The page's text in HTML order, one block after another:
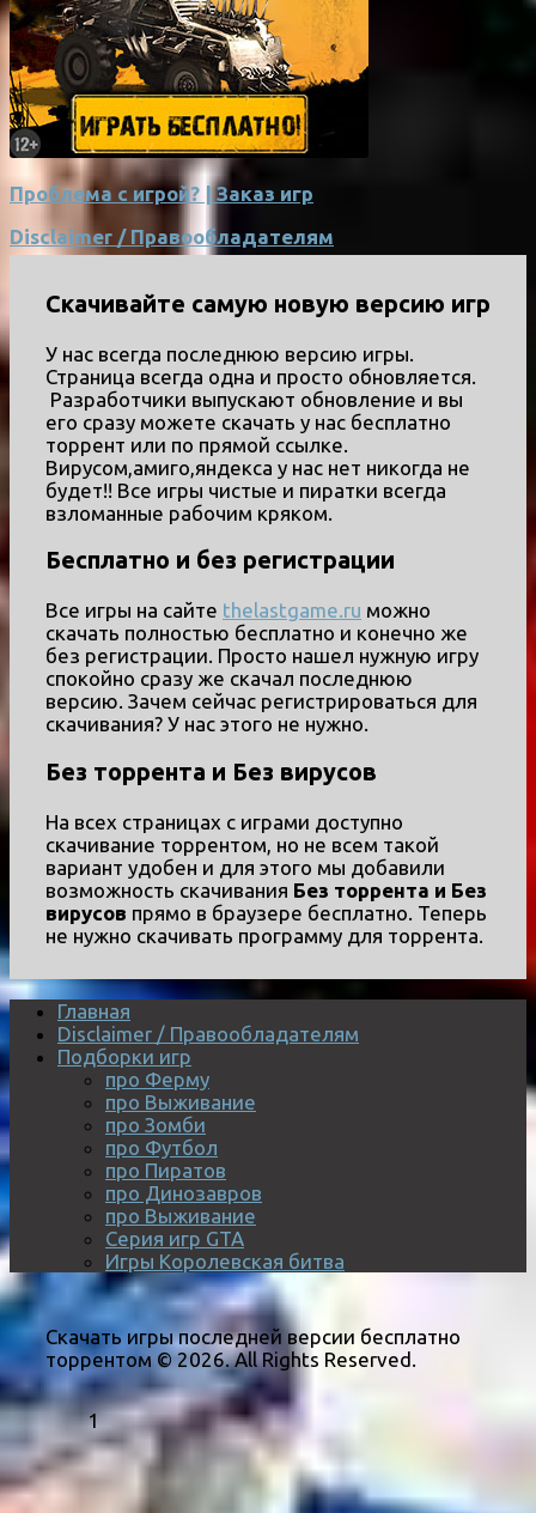
Проблема с игрой? | Заказ игр
Disclaimer / Правообладателям
Скачивайте самую новую версию игр
У нас всегда последнюю версию игры.
Страница всегда одна и просто обновляется.
Разработчики выпускают обновление и вы
его сразу можете скачать у нас бесплатно
торрент или по прямой ссылке.
Вирусом,амиго,яндекса у нас нет никогда не
будет!! Все игры чистые и пиратки всегда
взломанные рабочим кряком.
Бесплатно и без регистрации
Все игры на сайте thelastgame.ru можно
скачать полностью бесплатно и конечно же
без регистрации. Просто нашел нужную игру
спокойно сразу же скачал последнюю
версию. Зачем сейчас регистрироваться для
скачивания? У нас этого не нужно.
Без торрента и Без вирусов
На всех страницах с играми доступно
скачивание торрентом, но не всем такой
вариант удобен и для этого мы добавили
возможность скачивания Без торрента и Без
вирусов прямо в браузере бесплатно. Теперь
не нужно скачивать программу для торрента.
Главная
Disclaimer / Правообладателям
Подборки игр
про Ферму
про Выживание
про Зомби
про Футбол
про Пиратов
про Динозавров
про Выживание
Серия игр GTA
Игры Королевская битва
Скачать игры последней версии бесплатно
торрентом © 2026. All Rights Reserved.
1